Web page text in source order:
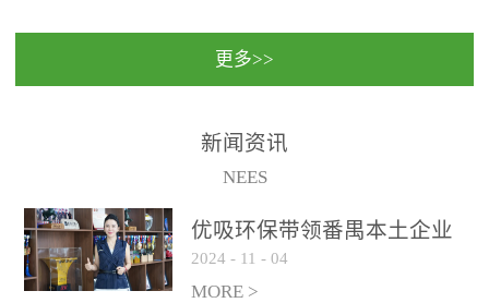
民法院室内除甲醛空气治
保施工日期：2020年1月珠
国家通过设在对外开放口
（及各出入境边防检查
更多>>
新闻资讯
NEES
优吸环保带领番禺本​土企业
勇敢破局向“新”
2024 - 11 - 04
MORE >